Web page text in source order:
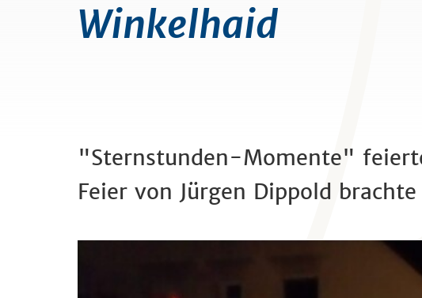
Winkelhaid
"Sternstunden-Momente"
Feier von Jürgen Dippold